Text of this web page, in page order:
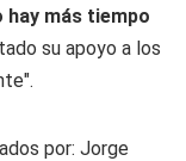
hay más tiempo
su apoyo a los
por: Jorge